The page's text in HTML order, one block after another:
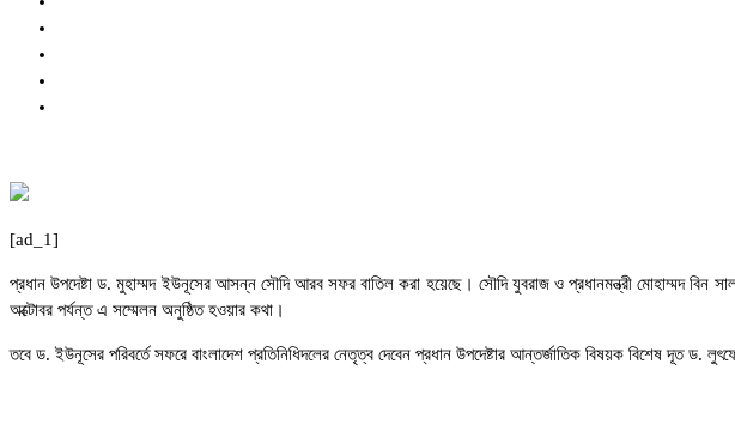
[ad_1]
প্রধান উপদেষ্টা ড. মুহাম্মদ ইউনূসের আসন্ন সৌদি আরব সফর বাতিল করা হয়েছে। সৌদি যুবরাজ ও প্রধানমন্ত্রী মোহাম্মদ
অক্টোবর পর্যন্ত এ সম্মেলন অনুষ্ঠিত হওয়ার কথা।
তবে ড. ইউনূসের পরিবর্তে সফরে বাংলাদেশ প্রতিনিধিদলের নেতৃত্ব দেবেন প্রধান উপদেষ্টার আন্তর্জাতিক বিষয়ক বিশেষ দূত ড.